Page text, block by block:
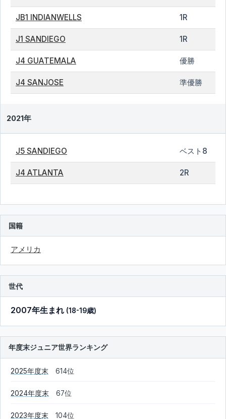
JB1 INDIANWELLS 1R
J1 SANDIEGO 1R
J4 GUATEMALA 優勝
J4 SANJOSE 準優勝
2021年
J5 SANDIEGO ベスト8
J4 ATLANTA 2R
国籍
アメリカ
世代
2007年生まれ (18-19歳)
年度末ジュニア世界ランキング
2025年度末 614位
2024年度末 67位
2023年度末 104位